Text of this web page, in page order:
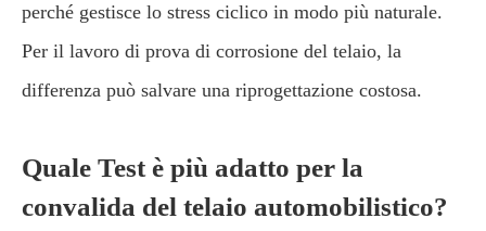
perché gestisce lo stress ciclico in modo più naturale.
Per il lavoro di prova di corrosione del telaio, la
differenza può salvare una riprogettazione costosa.
Quale Test è più adatto per la
convalida del telaio automobilistico?